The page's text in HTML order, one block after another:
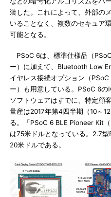
装した。これによって、外部の
いることなく、複数のセキュア
可能となる。
PSoC 6は、標準仕様品（
ー）に加えて、Bluetooth Low
イヤレス接続オプション（
ー）も用意している。PSoC 6の
ソフトウェアはすでに、特定顧
量産は2017年第4四半期（10～
る。「PSoC 6 BLE Pioneer Kit
は75米ドルとなっている。2.7
20米ドルである。